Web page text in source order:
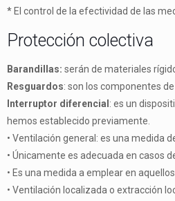
* El control de la efectividad de las
Protección colectiva
Barandillas: serán de materiales
Resguardos: son los componentes
Interruptor diferencial : es un
hemos establecido previamente.
• Ventilación general: es una medida
• Únicamente es adecuada en casos
• Es una medida a emplear en
• Ventilación localizada o extracción